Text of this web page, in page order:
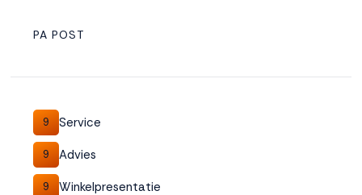
PA POST
9 Service
9 Advies
9 Winkelpresentatie